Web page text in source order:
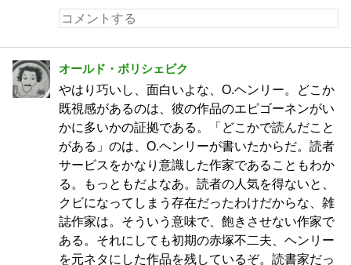
オールド・ボリシェビク
やはり巧いし、面白いよな、O.ヘンリー。どこか
既視感があるのは、彼の作品のエピゴーネンがい
かに多いかの証拠である。「どこかで読んだこと
がある」のは、O.ヘンリーが書いたからだ。読者
サービスをかなり意識した作家であることもわか
る。もっともだよなあ。読者の人気を得ないと、
クビになってしまう存在だったわけだからな、雑
誌作家は。そういう意味で、飽きさせない作家で
ある。それにしても初期の赤塚不二夫、ヘンリー
を元ネタにした作品を残しているぞ。読書家だっ